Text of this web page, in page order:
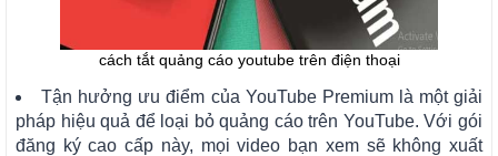
cách tắt quảng cáo youtube trên điện thoại
Tận hưởng ưu điểm của YouTube Premium là một giải
pháp hiệu quả để loại bỏ quảng cáo trên YouTube. Với gói
đăng ký cao cấp này, mọi video bạn xem sẽ không xuất